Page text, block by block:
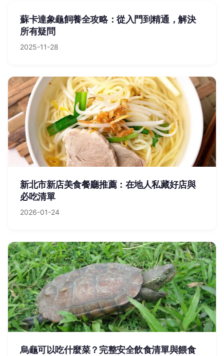
蘇卡達象龜飼養全攻略：從入門到精通，解決
所有疑問
2025-11-28
新北市新店美食餐廳推薦：在地人私藏好店與
必吃清單
2026-01-24
烏龜可以吃什麼菜？完整安全飲食清單與餵食